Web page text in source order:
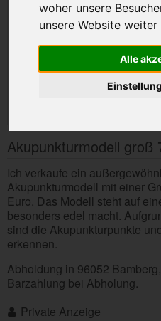
woher unsere
unsere Website
Alle
Akupunkturmodell groß
Ich verkaufe ein
Akupunkturmodell mit einer
Euro. Das Modell steht auf
besonders edel macht.
sind die Akupunkturpunkte
erkennen.
Abholdung in 96052
Barzahlung bei Abholung.
Private Anzeige